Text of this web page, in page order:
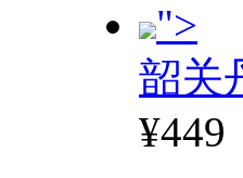
">
韶关
¥449